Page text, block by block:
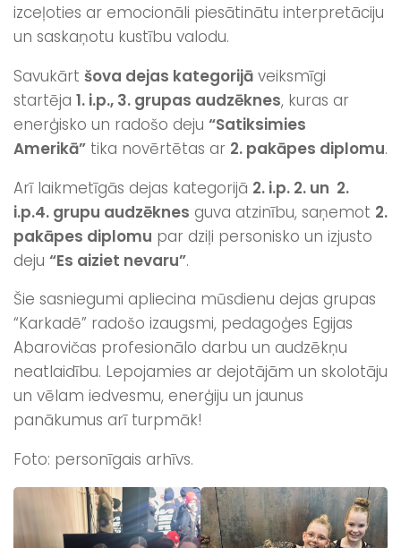
izceļoties ar emocionāli piesātinātu interpretāciju
un saskaņotu kustību valodu.
Savukārt šova dejas kategorijā veiksmīgi
startēja 1. i.p., 3. grupas audzēknes, kuras ar
enerģisko un radošo deju “Satiksimies
Amerikā” tika novērtētas ar 2. pakāpes diplomu.
Arī laikmetīgās dejas kategorijā 2. i.p. 2. un 2.
i.p.4. grupu audzēknes guva atzinību, saņemot 2.
pakāpes diplomu par dziļi personisko un izjusto
deju “Es aiziet nevaru”.
Šie sasniegumi apliecina mūsdienu dejas grupas
“Karkadē” radošo izaugsmi, pedagoģes Egijas
Abarovičas profesionālo darbu un audzēkņu
neatlaidību. Lepojamies ar dejotājām un skolotāju
un vēlam iedvesmu, enerģiju un jaunus
panākumus arī turpmāk!
Foto: personīgais arhīvs.